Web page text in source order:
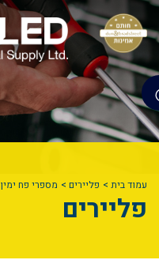
עמוד בית פליירים מספרי פח ימין KENDO
פליירים